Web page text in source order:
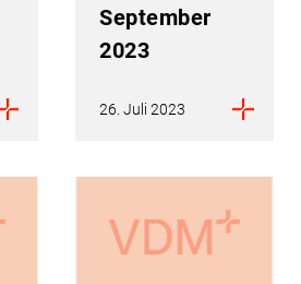
September
2023
26. Juli 2023